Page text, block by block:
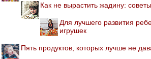
Как не вырастить жадину:
Для лучшего развития
игрушек
Пять продуктов, которых лучше не